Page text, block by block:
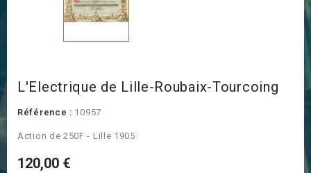
L'Electrique de Lille-Roubaix-Tourcoing
Référence : 10957
Action de 250F - Lille 1905
120,00 €